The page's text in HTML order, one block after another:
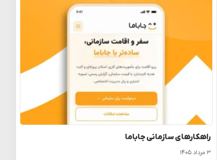
راهکارهای سازمانی جاباما
۳ مرداد ۱۴۰۵